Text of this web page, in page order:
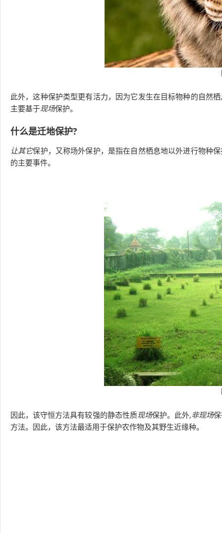
此外，这种保护类型更有活力，因为它发生在目标物种的自然
主要基于现场保护。
什么是迁地保护?
让其它保护，又称场外保护，是指在自然栖息地以外进行物种
的主要事件。
因此，该守恒方法具有较强的静态性质现场保护。此外,非现场
方法。因此，该方法最适用于保护农作物及其野生近缘种。